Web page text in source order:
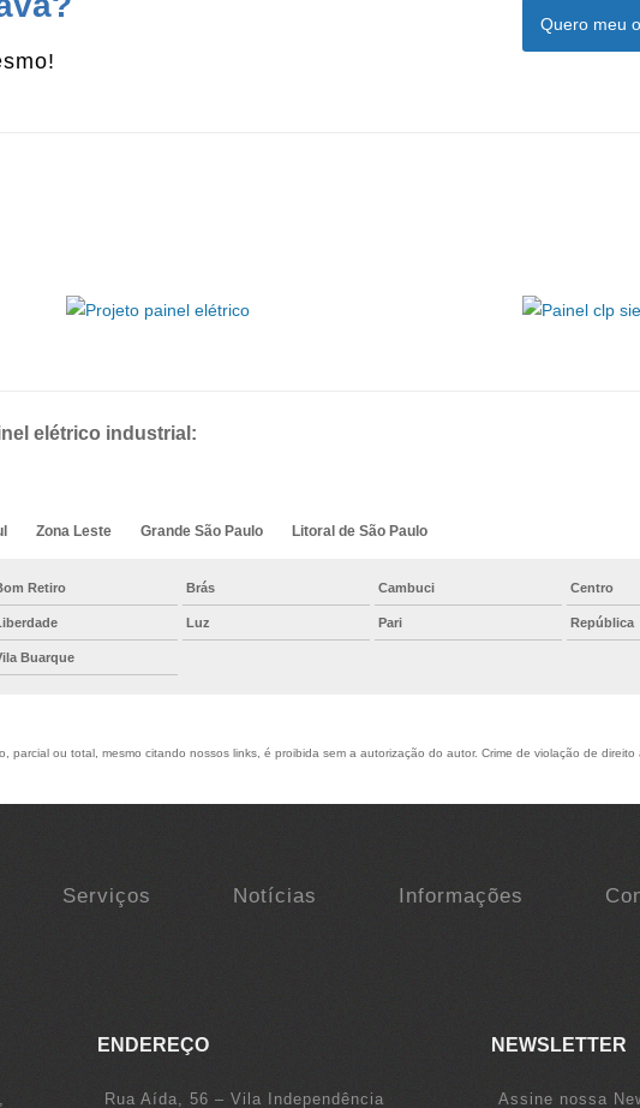
Quero meu
elétrico industrial:
Zona Leste Grande São Paulo Litoral de São Paulo
Retiro Brás Cambuci Centro
Luz Pari República
Buarque
ou total, mesmo citando nossos links, é proibida sem a autorização do autor. Crime de violação de
Serviços Notícias Informações
ENDEREÇO
Rua Aída, 56 – Vila Independência
NEWSLETTER
Assine nossa